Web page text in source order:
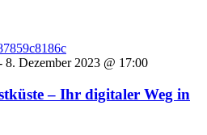
8. Dezember 2023 @ 17:00
– Ihr digitaler Weg in